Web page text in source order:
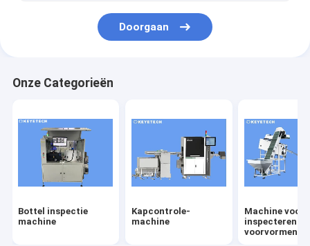
Doorgaan
Onze Categorieën
Bottel inspectie
machine
Kapcontrole-
machine
Machine voor
inspecteren
voorvormen